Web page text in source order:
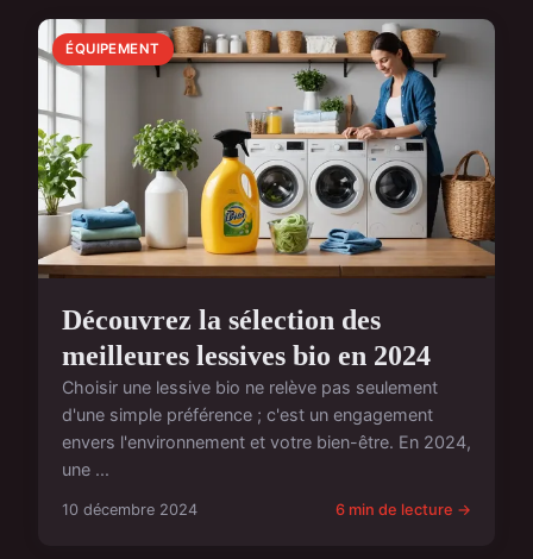
ÉQUIPEMENT
Découvrez la sélection des
meilleures lessives bio en 2024
Choisir une lessive bio ne relève pas seulement
d'une simple préférence ; c'est un engagement
envers l'environnement et votre bien-être. En 2024,
une ...
10 décembre 2024 6 min de lecture →